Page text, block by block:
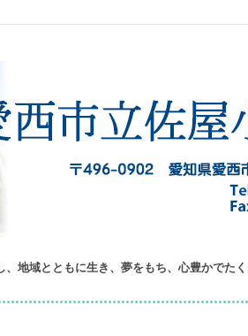
域とともに生き、夢をもち、心豊かでたく